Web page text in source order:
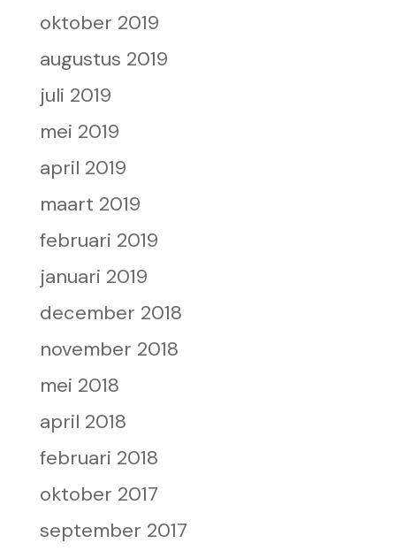
oktober 2019
augustus 2019
juli 2019
mei 2019
april 2019
maart 2019
februari 2019
januari 2019
december 2018
november 2018
mei 2018
april 2018
februari 2018
oktober 2017
september 2017